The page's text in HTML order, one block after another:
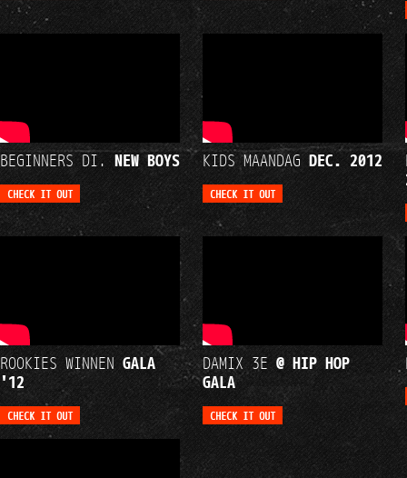
BEGINNERS DI. NEW BOYS KIDS MAANDAG DEC. 2012
ROOKIES WINNEN GALA
'12
DAMIX 3E @ HIP HOP
GALA